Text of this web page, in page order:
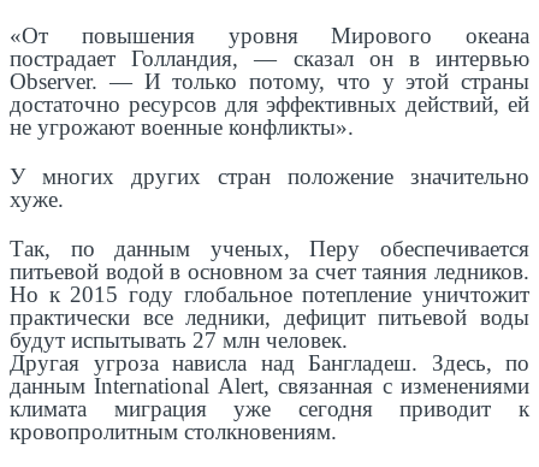
«От повышения уровня Мирового океана
пострадает Голландия, — сказал он в интервью
Observer. — И только потому, что у этой страны
достаточно ресурсов для эффективных действий, ей
не угрожают военные конфликты».
У многих других стран положение значительно
хуже.
Так, по данным ученых, Перу обеспечивается
питьевой водой в основном за счет таяния ледников.
Но к 2015 году глобальное потепление уничтожит
практически все ледники, дефицит питьевой воды
будут испытывать 27 млн человек.
Другая угроза нависла над Бангладеш. Здесь, по
данным International Alert, связанная с изменениями
климата миграция уже сегодня приводит к
кровопролитным столкновениям.